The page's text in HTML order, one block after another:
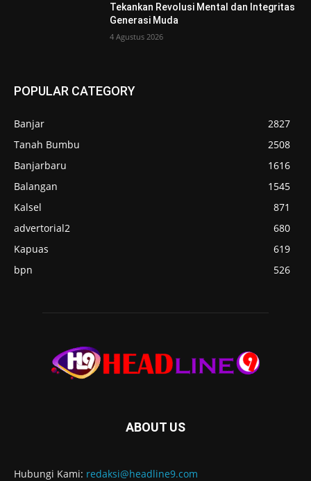
Tekankan Revolusi Mental dan Integritas
Generasi Muda
4 Agustus 2026
POPULAR CATEGORY
Banjar
2827
Tanah Bumbu
2508
Banjarbaru
1616
Balangan
1545
Kalsel
871
advertorial2
680
Kapuas
619
bpn
526
ABOUT US
Hubungi Kami: redaksi@headline9.com